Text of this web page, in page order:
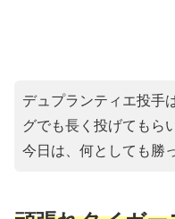
デュプランティエ投手
グでも長く投げてもら
今日は、何としても勝